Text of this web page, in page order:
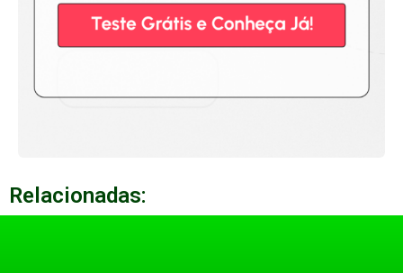
Relacionadas: